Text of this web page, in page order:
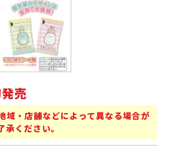
売
域・店舗などによって異なる場合が
ください。